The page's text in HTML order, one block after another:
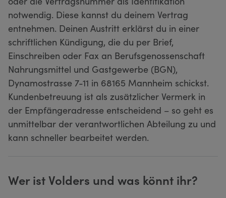
notwendig. Diese kannst du deinem Vertrag
entnehmen. Deinen Austritt erklärst du in einer
schriftlichen Kündigung, die du per Brief,
Einschreiben oder Fax an Berufsgenossenschaft
Nahrungsmittel und Gastgewerbe (BGN),
Dynamostrasse 7-11 in 68165 Mannheim schickst.
Kundenbetreuung ist als zusätzlicher Vermerk in
der Empfängeradresse entscheidend – so geht es
unmittelbar der verantwortlichen Abteilung zu und
kann schneller bearbeitet werden.
Wer ist Volders und was könnt ihr?